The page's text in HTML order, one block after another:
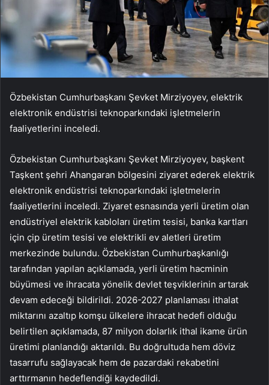
Özbekistan Cumhurbaşkanı Şevket Mirziyoyev, elektrik
elektronik endüstrisi teknoparkındaki işletmelerin
faaliyetlerini inceledi.
Özbekistan Cumhurbaşkanı Şevket Mirziyoyev, başkent
Taşkent şehri Ahangaran bölgesini ziyaret ederek elektrik
elektronik endüstrisi teknoparkındaki işletmelerin
faaliyetlerini inceledi. Ziyaret esnasında yerli üretim olan
endüstriyel elektrik kabloları üretim tesisi, banka kartları
için çip üretim tesisi ve elektrikli ev aletleri üretim
merkezinde bulundu. Özbekistan Cumhurbaşkanlığı
tarafından yapılan açıklamada, yerli üretim hacminin
büyümesi ve ihracata yönelik devlet teşviklerinin artarak
devam edeceği bildirildi. 2026-2027 planlaması ithalat
miktarını azaltıp komşu ülkelere ihracat hedefi olduğu
belirtilen açıklamada, 87 milyon dolarlık ithal ikame ürün
üretimi planlandığı aktarıldı. Bu doğrultuda hem döviz
tasarrufu sağlayacak hem de pazardaki rekabetini
arttırmanın hedeflendiği kaydedildi.